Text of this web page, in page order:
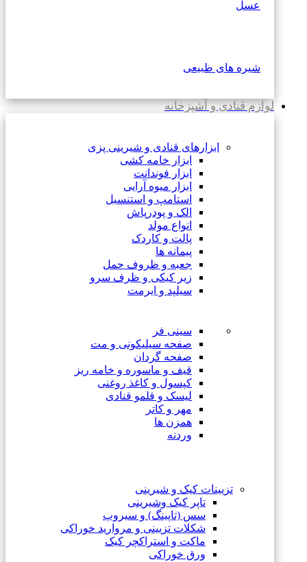
عسل
شیره های طبیعی
لوازم قنادی و آشپزخانه
ابزارهای قنادی و شیرینی پزی
ابزار خامه کشی
ابزار فوندانت
ابزار میوه آرایی
استامپ و استنسیل
الک و پودرپاش
انواع مولد
پالت و کاردک
پیمانه ها
جعبه و ظروف حمل
زیر کیکی و ظرف سرو
سیلپد و ایرمت
سینی فر
صفحه سیلیکونی و مت
صفحه گردان
قیف و ماسوره و خامه ریز
کپسول و کاغذ روغنی
لیسک و قلمو قنادی
مهر و کاتر
همزن ها
وردنه
تزیینات کیک و شیرینی
تاپر کیک وشیرینی
سس (تاپینگ) و سیروپ
شکلات تزیینی و مروارید خوراکی
ماکت و استراکچر کیک
ورق خوراکی